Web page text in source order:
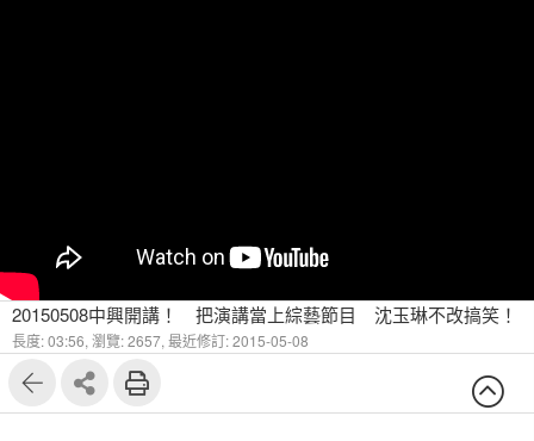
20150508中興開講！ 把演講當上綜藝節目 沈玉琳不改搞笑！
長度: 03:56, 瀏覽: 2657, 最近修訂: 2015-05-08